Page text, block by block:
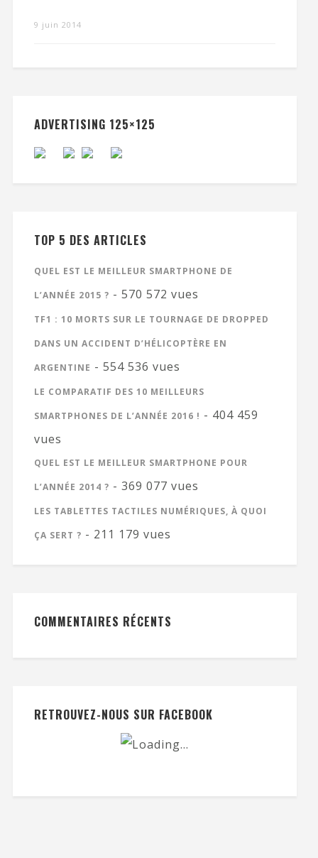
9 juin 2014
ADVERTISING 125×125
TOP 5 DES ARTICLES
QUEL EST LE MEILLEUR SMARTPHONE DE
L’ANNÉE 2015 ? - 570 572 vues
TF1 : 10 MORTS SUR LE TOURNAGE DE DROPPED
DANS UN ACCIDENT D’HÉLICOPTÈRE EN
ARGENTINE - 554 536 vues
LE COMPARATIF DES 10 MEILLEURS
SMARTPHONES DE L’ANNÉE 2016 ! - 404 459
vues
QUEL EST LE MEILLEUR SMARTPHONE POUR
L’ANNÉE 2014 ? - 369 077 vues
LES TABLETTES TACTILES NUMÉRIQUES, À QUOI
ÇA SERT ? - 211 179 vues
COMMENTAIRES RÉCENTS
RETROUVEZ-NOUS SUR FACEBOOK